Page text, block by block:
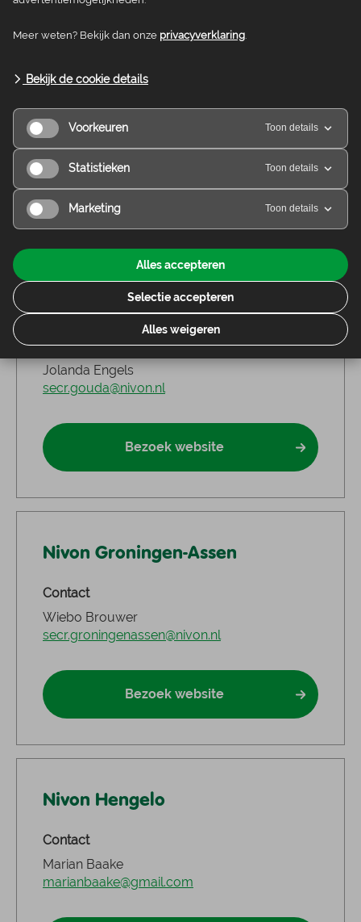
Contact
Nivon Gooi-Eemland
Contact
Op dit moment geen afdelingsbestuur.
Nivon Gouda
Contact
Jolanda Engels
secr.gouda@nivon.nl
Bezoek website
Nivon Groningen-Assen
Contact
Wiebo Brouwer
secr.groningenassen@nivon.nl
Bezoek website
Nivon Hengelo
Contact
Marian Baake
marianbaake@gmail.com
Meer weten? Bekijk dan onze privacyverklaring
Bekijk de cookie details
Voorkeuren Toon details
Statistieken Toon details
Marketing Toon details
Alles accepteren
Selectie accepteren
Alles weigeren